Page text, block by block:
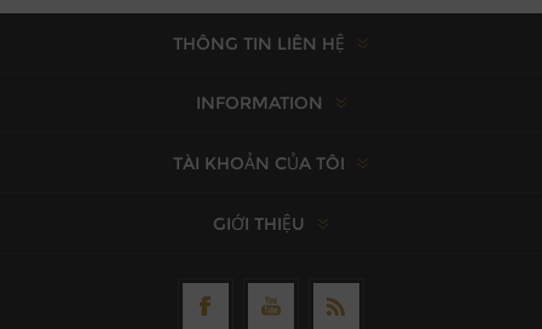
THÔNG TIN LIÊN HỆ
INFORMATION
TÀI KHOẢN CỦA TÔI
GIỚI THIỆU